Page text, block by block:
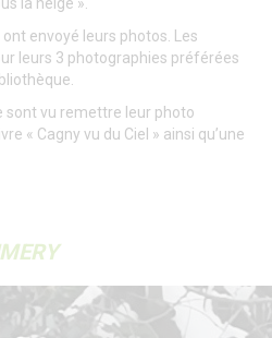
la neige ».
envoyé leurs photos. Les
leurs 3 photographies préférées
sont vu remettre leur photo
« Cagny vu du Ciel » ainsi qu’une